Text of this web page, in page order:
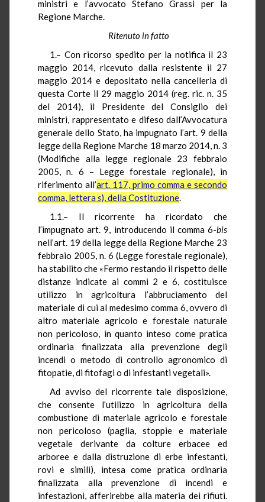
ministri e l’avvocato Stefano Grassi per la
Regione Marche.
Ritenuto in fatto
1.– Con ricorso spedito per la notifica il 23
maggio 2014, ricevuto dalla resistente il 27
maggio 2014 e depositato nella cancelleria di
questa Corte il 29 maggio 2014 (reg. ric. n. 35
del 2014), il Presidente del Consiglio dei
ministri, rappresentato e difeso dall’Avvocatura
generale dello Stato, ha impugnato l’art. 9 della
legge della Regione Marche 18 marzo 2014, n. 3
(Modifiche alla legge regionale 23 febbraio
2005, n. 6 – Legge forestale regionale), in
riferimento all’art. 117, primo comma e secondo
comma, lettera s), della Costituzione.
1.1.– Il ricorrente ha ricordato che
l’impugnato art. 9, introducendo il comma 6-bis
nell’art. 19 della legge della Regione Marche 23
febbraio 2005, n. 6 (Legge forestale regionale),
ha stabilito che «Fermo restando il rispetto delle
distanze indicate ai commi 2 e 6, costituisce
utilizzo in agricoltura l’abbruciamento del
materiale di cui al medesimo comma 6, ovvero di
altro materiale agricolo e forestale naturale
non pericoloso, in quanto inteso come pratica
ordinaria finalizzata alla prevenzione degli
incendi o metodo di controllo agronomico di
fitopatie, di fitofagi o di infestanti vegetali».
Ad avviso del ricorrente tale disposizione,
che consente l’utilizzo in agricoltura della
combustione di materiale agricolo e forestale
non pericoloso (paglia, stoppie e materiale
vegetale derivante da colture erbacee ed
arboree e dalla distruzione di erbe infestanti,
rovi e simili), intesa come pratica ordinaria
finalizzata alla prevenzione di incendi e
infestazioni, afferirebbe alla materia dei rifiuti.